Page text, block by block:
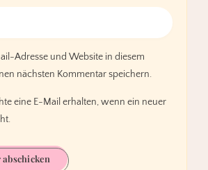
Adresse und Website in diesem
nächsten Kommentar speichern.
eine E-Mail erhalten, wenn ein neuer